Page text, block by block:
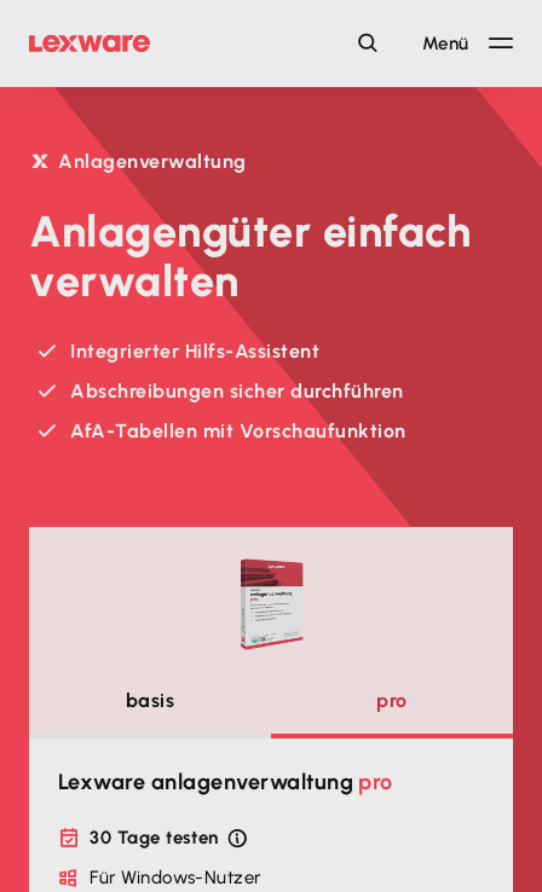
Menü
Anlagenverwaltung
Anlagengüter einfach
verwalten
Integrierter Hilfs-Assistent
Abschreibungen sicher durchführen
AfA-Tabellen mit Vorschaufunktion
basis pro
Lexware anlagenverwaltung pro
30 Tage testen
Für Windows-Nutzer